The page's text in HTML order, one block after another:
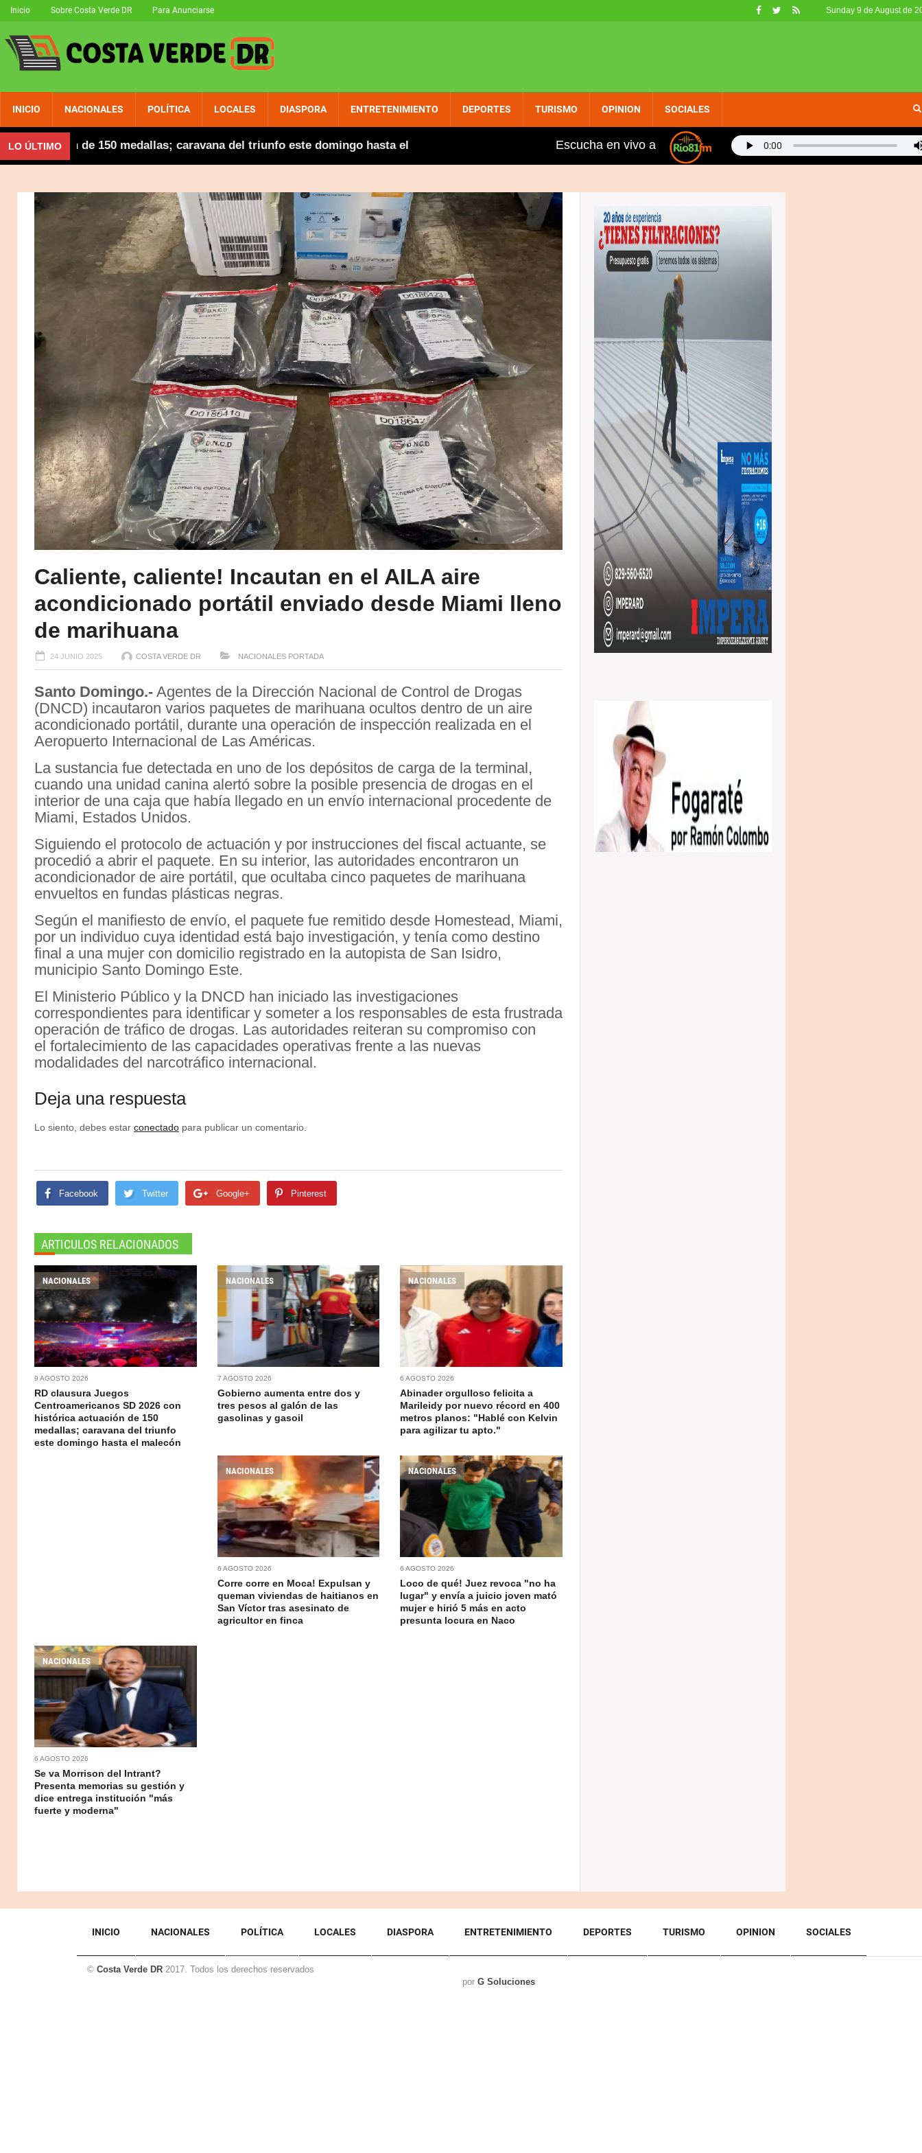
Sunday 9 de August de
Inicio Sobre Costa Verde DR Para Anunciarse
INICIO NACIONALES POLÍTICA LOCALES DIASPORA ENTRETENIMIENTO DEPORTES TURISMO OPINION SOCIALES
LO ÚLTIMOde 150 medallas; caravana del triunfo este domingo hasta el malecón Con un suculento sancocho, Alcaldía de Cabrera inaugura aceras y embellecimiento
Escucha en vivo a
Caliente, caliente! Incautan en el AILA aire
acondicionado portátil enviado desde Miami lleno
de marihuana
24 JUNIO 2025 COSTA VERDE DR NACIONALES PORTADA
Santo Domingo.- Agentes de la Dirección Nacional de Control de Drogas
(DNCD) incautaron varios paquetes de marihuana ocultos dentro de un aire
acondicionado portátil, durante una operación de inspección realizada en el
Aeropuerto Internacional de Las Américas.
La sustancia fue detectada en uno de los depósitos de carga de la terminal,
cuando una unidad canina alertó sobre la posible presencia de drogas en el
interior de una caja que había llegado en un envío internacional procedente de
Miami, Estados Unidos.
Siguiendo el protocolo de actuación y por instrucciones del fiscal actuante, se
procedió a abrir el paquete. En su interior, las autoridades encontraron un
acondicionador de aire portátil, que ocultaba cinco paquetes de marihuana
envueltos en fundas plásticas negras.
Según el manifiesto de envío, el paquete fue remitido desde Homestead, Miami,
por un individuo cuya identidad está bajo investigación, y tenía como destino
final a una mujer con domicilio registrado en la autopista de San Isidro,
municipio Santo Domingo Este.
El Ministerio Público y la DNCD han iniciado las investigaciones
correspondientes para identificar y someter a los responsables de esta frustrada
operación de tráfico de drogas. Las autoridades reiteran su compromiso con
el fortalecimiento de las capacidades operativas frente a las nuevas
modalidades del narcotráfico internacional.
Deja una respuesta
Lo siento, debes estar conectado para publicar un comentario.
Facebook Twitter Google+ Pinterest
ARTICULOS RELACIONADOS
NACIONALES
9 AGOSTO 2026
RD clausura Juegos
Centroamericanos SD 2026 con
histórica actuación de 150
medallas; caravana del triunfo
este domingo hasta el malecón
NACIONALES
7 AGOSTO 2026
Gobierno aumenta entre dos y
tres pesos al galón de las
gasolinas y gasoil
NACIONALES
6 AGOSTO 2026
Abinader orgulloso felicita a
Marileidy por nuevo récord en 400
metros planos: "Hablé con Kelvin
para agilizar tu apto."
NACIONALES
6 AGOSTO 2026
Corre corre en Moca! Expulsan y
queman viviendas de haitianos en
San Víctor tras asesinato de
agricultor en finca
NACIONALES
6 AGOSTO 2026
Loco de qué! Juez revoca "no ha
lugar" y envía a juicio joven mató
mujer e hirió 5 más en acto
presunta locura en Naco
NACIONALES
6 AGOSTO 2026
Se va Morrison del Intrant?
Presenta memorias su gestión y
dice entrega institución "más
fuerte y moderna"
INICIO NACIONALES POLÍTICA LOCALES DIASPORA ENTRETENIMIENTO DEPORTES TURISMO OPINION SOCIALES
© Costa Verde DR 2017. Todos los derechos reservados
por G Soluciones